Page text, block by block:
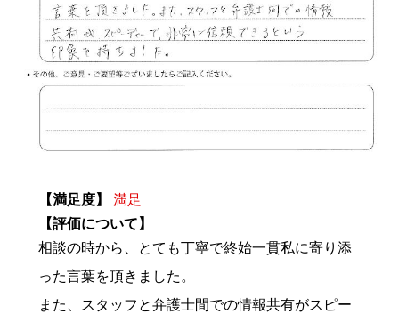
【満足度】
満足
【評価について】
相談の時から、とても丁寧で終始一貫私に寄り添
った言葉を頂きました。
また、スタッフと弁護士間での情報共有がスピー